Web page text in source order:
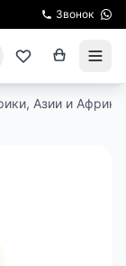
Звонок
Азии и Африки